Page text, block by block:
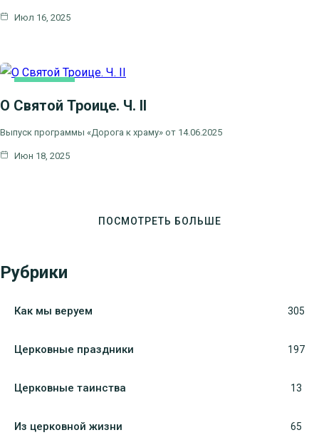
Июл 16, 2025
О Святой Троице. Ч. II
Выпуск программы «Дорога к храму» от 14.06.2025
Июн 18, 2025
ПОСМОТРЕТЬ БОЛЬШЕ
Рубрики
Как мы веруем 305
Церковные праздники 197
Церковные таинства 13
Из церковной жизни 65